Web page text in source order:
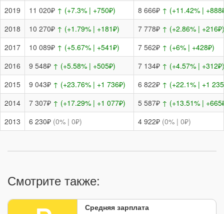
2019
11 020₽ ↑ (+7.3% | +750₽) 8 666₽ ↑ (+11.42% |
2018
10 270₽ ↑ (+1.79% | +181₽) 7 778₽ ↑ (+2.86% | +216₽)
2017
10 089₽ ↑ (+5.67% | +541₽) 7 562₽ ↑ (+6% | +428₽)
2016
9 548₽ ↑ (+5.58% | +505₽) 7 134₽ ↑ (+4.57% | +312₽)
2015
9 043₽ ↑ (+23.76% | +1 736₽) 6 822₽ ↑ (+22.1% | +1
2014
7 307₽ ↑ (+17.29% | +1 077₽) 5 587₽ ↑ (+13.51% |
2013
6 230₽ (0% | 0₽) 4 922₽ (0% | 0₽)
Смотрите также:
Средняя зарплата